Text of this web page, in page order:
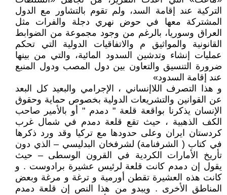
التركية عند إقامة السد، ولم تقوم بالتشاور مع الدول
المشتركة معها في حوض نهري دجلة والفرات مثل
العراق وسوريا، بالرغم من وجود مجموعة من الضوابط
القانونية والمواثيق م والاتفاقيات الدولية التي تحكم
عمليات إنشاء وتدشين السدود المائية، والتي من بينها
ضرورة التنسيق والتعاون بين دول المصب ودول المنبع
عند إقامة السدود»
و هذا التصرف اللاإنساني ، الإجرامي والبعيد كل البعد
عن القوانين والتشريعات الدولية بخصوص حماية وحقوق
الإنسان يذكرنا بواقعة قلعة " دمدم " أو بالأمير صاحب
الكف الذهبية ، حيث تقع قلعة دمدم في شمال غرب
كردستان ايران وعلى حدودها مع تركيا وقد ورد ذكرها
في كتاب ( الشرفنامة) لشرفخان البدليسي – الذي دون
تأريخ الأمارات الكردية في القرون الوسطى – حيث
يقول إن دمدم كانت قلعة لرئيس عشيرة برادوست . و
كانت هذه العشيرة تقطن أورمية و ترغة و مرغة وبعض
المناطق الأخرى . ويبدو من هذا النص إن قلعة دمدم